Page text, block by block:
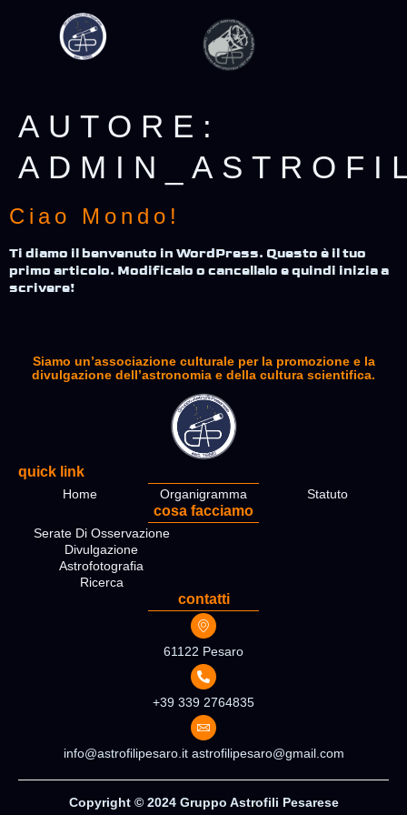
AUTORE:
Ciao Mondo!
Ti diamo il benvenuto in WordPress. Questo è il tuo
primo articolo. Modificalo o cancellalo e quindi inizia a
scrivere!
Siamo un’associazione culturale per la promozione e la
divulgazione dell’astronomia e della cultura scientifica.
quick link
Home Organigramma Statuto
cosa facciamo
Serate Di Osservazione
Divulgazione
Astrofotografia
Ricerca
contatti
61122 Pesaro
+39 339 2764835
info@astrofilipesaro.it astrofilipesaro@gmail.com
Copyright © 2024 Gruppo Astrofili Pesarese